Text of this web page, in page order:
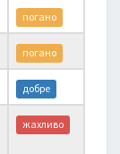
погано
погано
добре
жахливо